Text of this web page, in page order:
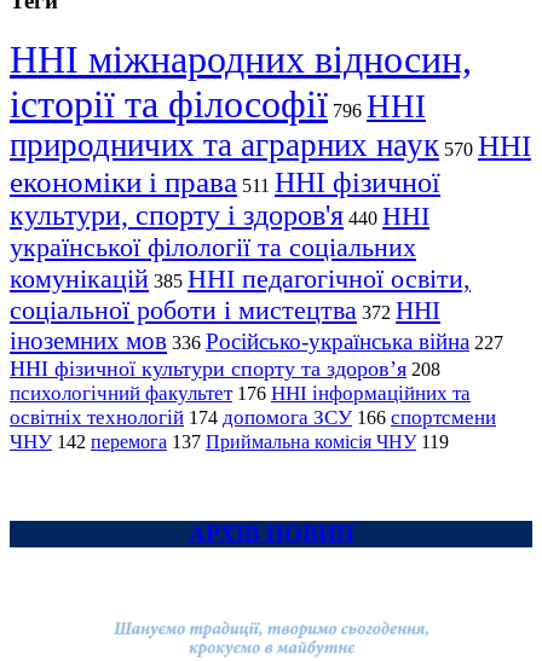
ННІ міжнародних відносин,
історії та філософії 796 ННІ
природничих та аграрних наук 570 ННІ
економіки і права 511 ННІ фізичної
культури, спорту і здоров'я 440 ННІ
української філології та соціальних
комунікацій 385 ННІ педагогічної освіти,
соціальної роботи і мистецтва 372 ННІ
іноземних мов 336 Російсько-українська війна 227
ННІ фізичної культури спорту та здоров’я 208
психологічний факультет 176 ННІ інформаційних та
освітніх технологій 174 допомога ЗСУ 166 спортсмени
ЧНУ 142 перемога 137 Приймальна комісія ЧНУ 119
АРХІВ НОВИН